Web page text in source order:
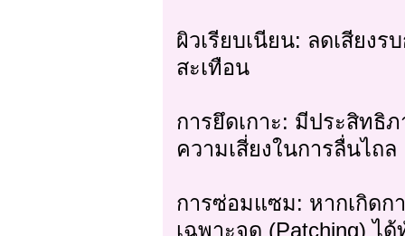
ผิวเรียบเนียน: ลดเสียง
สะเทือน
การยึดเกาะ: มีประสิทธิ
ความเสี่ยงในการลื่นไถล
การซ่อมแซม: หากเกิดก
เฉพาะจุด (Patching) ไ